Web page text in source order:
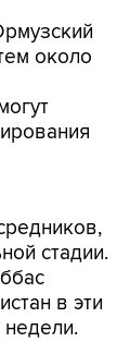
около
стадии.
в эти